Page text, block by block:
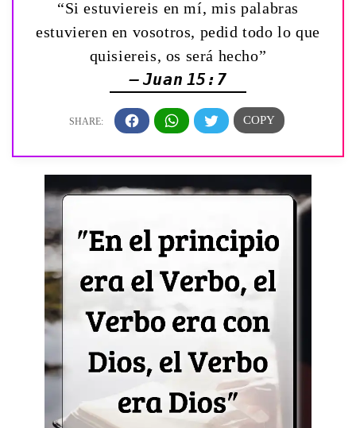
“Si estuviereis en mí, mis palabras
estuvieren en vosotros, pedid todo lo que
quisiereis, os será hecho”
— Juan 15:7